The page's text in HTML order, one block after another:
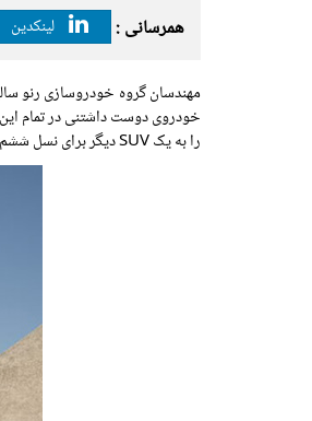
همرسانی : لینکدین
مهندسان گروه خودروسازی رنو
را به یک SUV دیگر برای نسل ششم خود تبدیل کرده است. این مدل جدید ارتباط نزدیکی با